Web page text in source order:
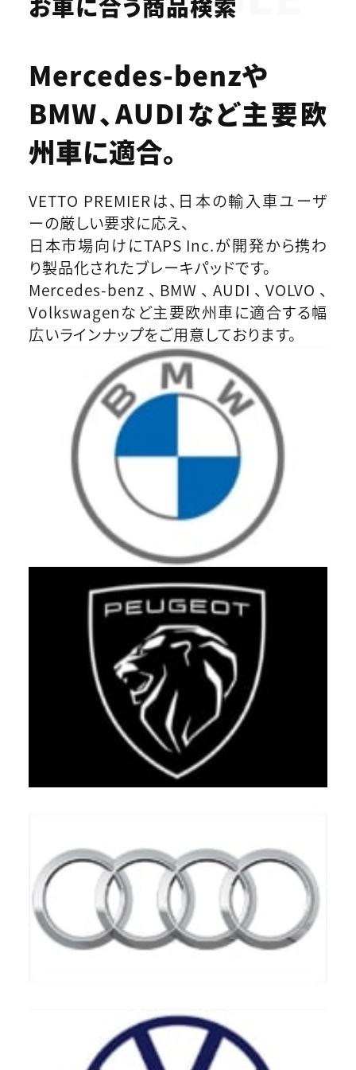
Mercedes-benzや
BMW、AUDIなど主要欧
州車に適合。
VETTO PREMIERは、日本の輸入車ユーザ
ーの厳しい要求に応え、
日本市場向けにTAPS Inc.が開発から携わ
り製品化されたブレーキパッドです。
Mercedes-benz、BMW、AUDI、VOLVO、
Volkswagenなど主要欧州車に適合する幅
広いラインナップをご用意しております。